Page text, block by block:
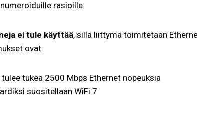
rasioille.
ei tule käyttää, sillä liittymä toimitetaan
ovat:
tukea 2500 Mbps Ethernet nopeuksia
suositellaan WiFi 7